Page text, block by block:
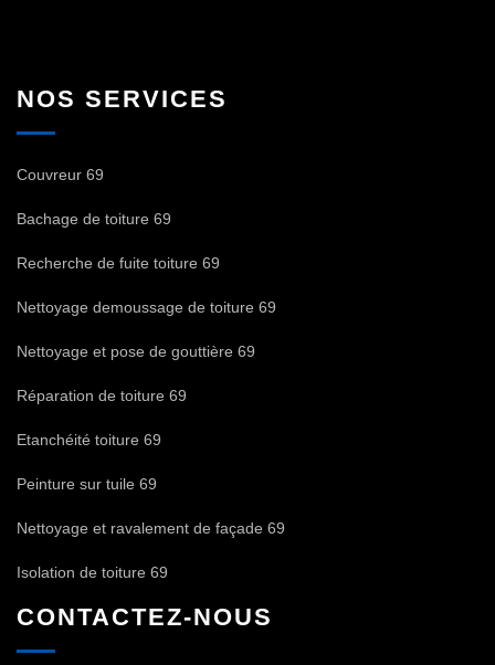
NOS SERVICES
Couvreur 69
Bachage de toiture 69
Recherche de fuite toiture 69
Nettoyage demoussage de toiture 69
Nettoyage et pose de gouttière 69
Réparation de toiture 69
Etanchéité toiture 69
Peinture sur tuile 69
Nettoyage et ravalement de façade 69
Isolation de toiture 69
CONTACTEZ-NOUS